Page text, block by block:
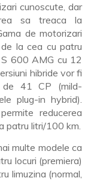
cunoscute, dar
sa treaca la
de motorizari
la cea cu patru
600 AMG cu 12
hibride vor fi
de 41 CP (mild-
plug-in hybrid).
reducerea
patru litri/100 km.
multe modele ca
locuri (premiera)
limuzina (normal,